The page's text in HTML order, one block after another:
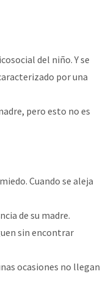
del niño. Y se
por una
pero esto no es
Cuando se aleja
de su madre.
sin encontrar
ocasiones no llegan